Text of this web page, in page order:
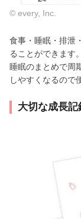
© every, Inc.
食事・睡眠・排泄
ることができます。
睡眠のまとめで周
しやすくなるので
大切な成長